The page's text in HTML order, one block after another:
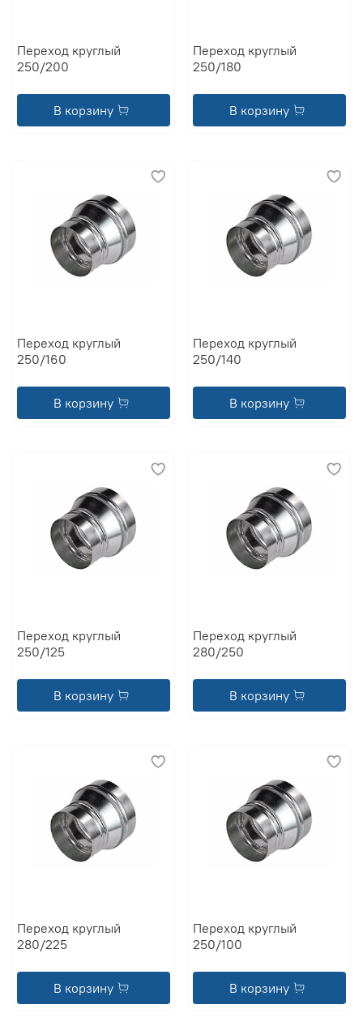
Переход круглый
250/200
В корзину
Переход круглый
250/180
В корзину
Переход круглый
250/160
В корзину
Переход круглый
250/140
В корзину
Переход круглый
250/125
В корзину
Переход круглый
280/250
В корзину
Переход круглый
280/225
В корзину
Переход круглый
250/100
В корзину